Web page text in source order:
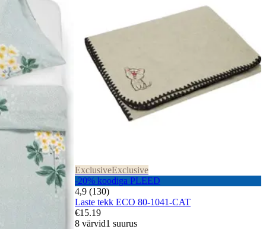
ExclusiveExclusive
-20% koodiga PLEED
4,9 (130)
Laste tekk ECO 80-1041-CAT
€15.19
8 värvid1 suurus